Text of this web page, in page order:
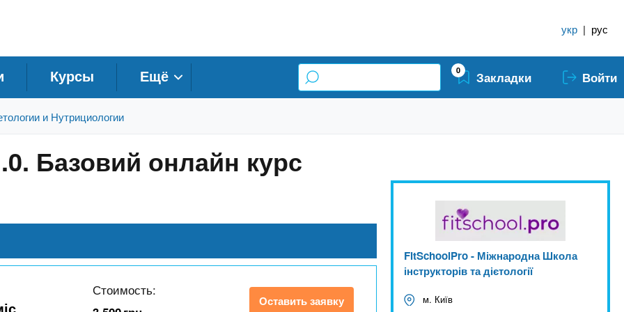
укр | рус
Курсы Ещё 0 Закладки Войти
и Нутрициологии
Базовий онлайн курс
Стоимость:
Оставить заявку
FitSchoolPro - Міжнародна Школа
інструкторів та дієтології
м. Київ